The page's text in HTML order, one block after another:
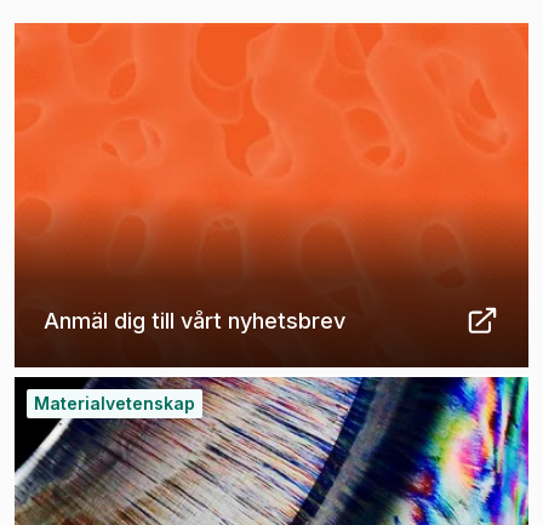
Anmäl dig till vårt nyhetsbrev
( Öppnas i ny flik
Materialvetenskap
Öppnas i ny flik)